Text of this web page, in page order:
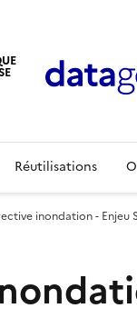
Réutilisations
inondation - Enjeu